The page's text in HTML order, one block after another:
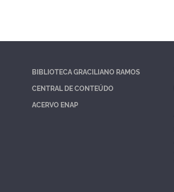
BIBLIOTECA GRACILIANO RAMOS
CENTRAL DE CONTEÚDO
ACERVO ENAP